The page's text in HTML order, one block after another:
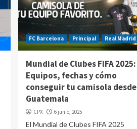
FC Barcelona Principal Real Madrid
Mundial de Clubes FIFA 2025:
Equipos, fechas y cómo
conseguir tu camisola desde
Guatemala
CPX 6 junio, 2025
El Mundial de Clubes FIFA 2025